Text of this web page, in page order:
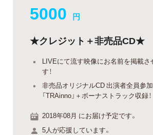
5000 円
★クレジット＋非売品CD★
LIVEにて流す映像にお名前を掲載さ
す！
非売品オリジナルCD 出演者全員参
「TRAinno」＋ボーナストラック収録！
2018年08月 にお届け予定です。
5人が応援しています。